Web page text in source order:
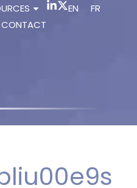
CONTACT
EN FR